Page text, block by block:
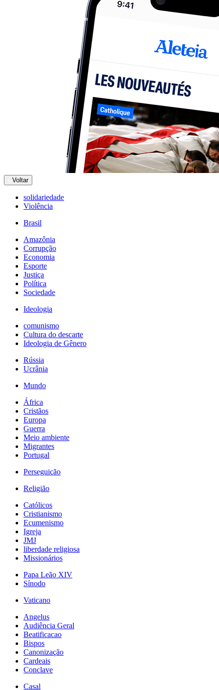
Voltar
solidariedade
Violência
Brasil
Amazônia
Corrupção
Economia
Esporte
Justiça
Política
Sociedade
Ideologia
comunismo
Cultura do descarte
Ideologia de Gênero
Rússia
Ucrânia
Mundo
África
Cristãos
Europa
Guerra
Meio ambiente
Migrantes
Portugal
Perseguição
Religião
Católicos
Cristianismo
Ecumenismo
Igreja
JMJ
liberdade religiosa
Missionários
Papa Leão XIV
Sínodo
Vaticano
Angelus
Audiência Geral
Beatificacao
Bispos
Canonização
Cardeais
Conclave
Casal